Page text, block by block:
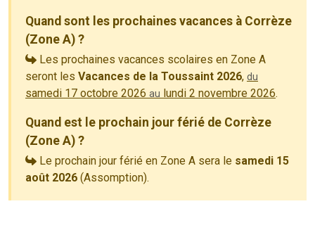
Quand sont les prochaines vacances à Corrèze
(Zone A) ?
Les prochaines vacances scolaires en Zone A
seront les Vacances de la Toussaint 2026, du
samedi 17 octobre 2026 au lundi 2 novembre 2026.
Quand est le prochain jour férié de Corrèze
(Zone A) ?
Le prochain jour férié en Zone A sera le samedi 15
août 2026 (Assomption).